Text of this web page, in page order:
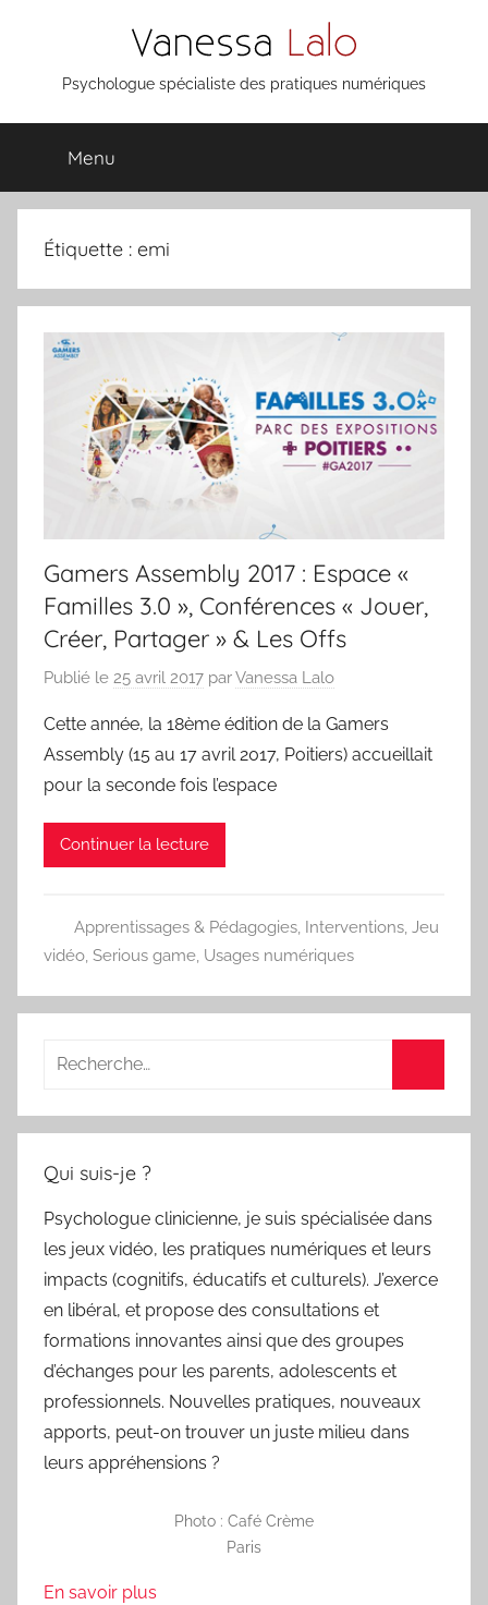
contenuVanessa
Lalo
Psychologue spécialiste des pratiques numériques
Menu
Étiquette : emi
Gamers Assembly 2017 : Espace «
Familles 3.0 », Conférences « Jouer,
Créer, Partager » & Les Offs
Publié le 25 avril 2017 parVanessa Lalo
Cette année, la 18ème édition de la Gamers
Assembly (15 au 17 avril 2017, Poitiers) accueillait
pour la seconde fois l’espace
Continuer la lecture
Apprentissages & Pédagogies, Interventions, Jeu
vidéo, Serious game, Usages numériques
Recherche
:
Qui suis-je ?
Psychologue clinicienne, je suis spécialisée dans
les jeux vidéo, les pratiques numériques et leurs
impacts (cognitifs, éducatifs et culturels). J’exerce
en libéral, et propose des consultations et
formations innovantes ainsi que des groupes
d’échanges pour les parents, adolescents et
professionnels. Nouvelles pratiques, nouveaux
apports, peut-on trouver un juste milieu dans
leurs appréhensions ?
Photo : Café Crème
Paris
En savoir plus